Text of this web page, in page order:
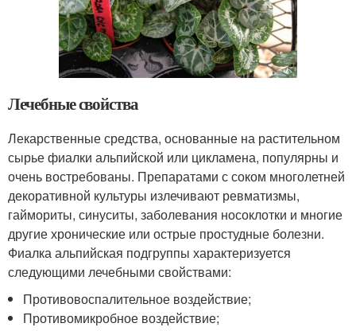
Лечебные свойства
Лекарственные средства, основанные на растительном
сырье фиалки альпийской или цикламена, популярны и
очень востребованы. Препаратами с соком многолетней
декоративной культуры излечивают ревматизмы,
гаймориты, синуситы, заболевания носоклотки и многие
другие хронические или острые простудные болезни.
Фиалка альпийская подгруппы характеризуется
следующими лечебными свойствами:
Противовоспалительное воздействие;
Противомикробное воздействие;